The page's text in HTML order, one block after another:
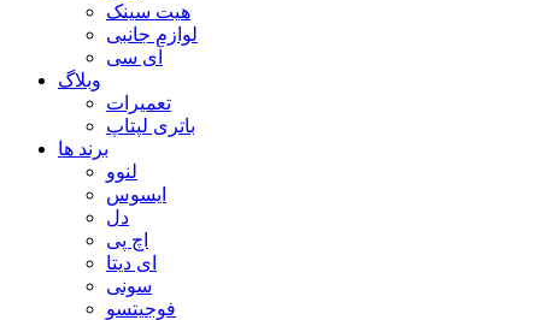
هیت سینک
لوازم جانبی
آی سی
وبلاگ
تعمیرات
باتری لپتاپ
برند ها
لنوو
ایسوس
دل
اچ پی
ای دیتا
سونی
فوجیتسو